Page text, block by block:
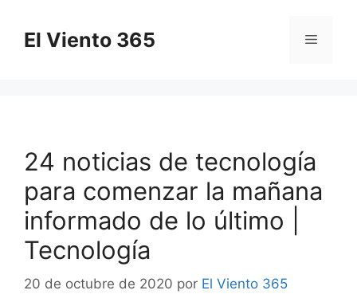
contenido
El Viento 365 Menú
24 noticias de tecnología
para comenzar la mañana
informado de lo último |
Tecnología
20 de octubre de 2020 por El Viento 365